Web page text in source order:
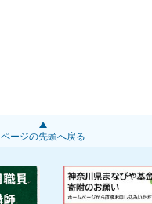
ページの先頭へ戻る